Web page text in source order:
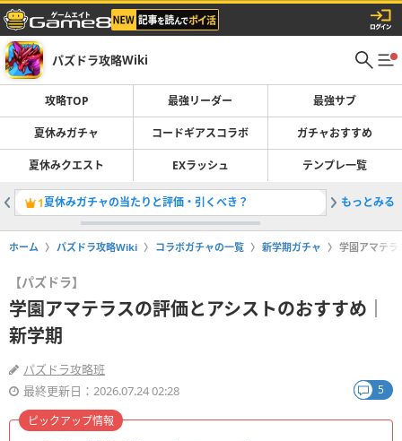
パズドラ攻略Wiki
攻略TOP 最強リーダー 最強サブ
夏休みガチャ コードギアスコラボ ガチャおすすめ
夏休みクエスト EXラッシュ テンプレ一覧
1夏休みガチャの当たりと評価・引くべき？ 2最強リ
もっとみる
ホーム パズドラ攻略Wiki コラボガチャの一覧 新学期ガチャ 学園アマテラ
【パズドラ】
学園アマテラスの評価とアシストのおすすめ｜
新学期
パズドラ攻略班
最終更新日：2026.07.24 02:28
5
ピックアップ情報